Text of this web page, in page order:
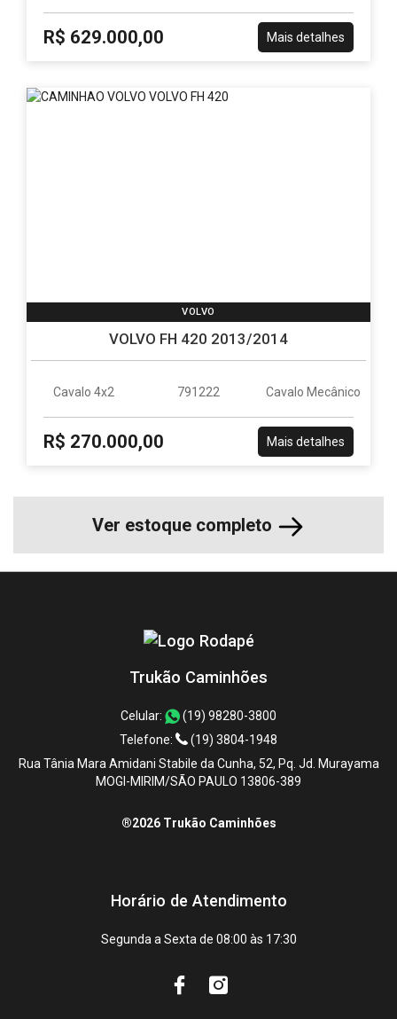
R$ 629.000,00 Mais detalhes
VOLVO
VOLVO FH 420 2013/2014
Cavalo 4x2 791222 Cavalo Mecânico
R$ 270.000,00 Mais detalhes
Ver estoque completo
Trukão Caminhões
Celular:
(19) 98280-3800
Telefone:
(19) 3804-1948
Rua Tânia Mara Amidani Stabile da Cunha, 52, Pq. Jd. Murayama
MOGI-MIRIM/SÃO PAULO 13806-389
®2026 Trukão Caminhões
Horário de Atendimento
Segunda a Sexta de 08:00 às 17:30